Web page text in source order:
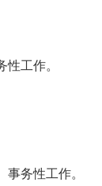
工作。
务性工作。